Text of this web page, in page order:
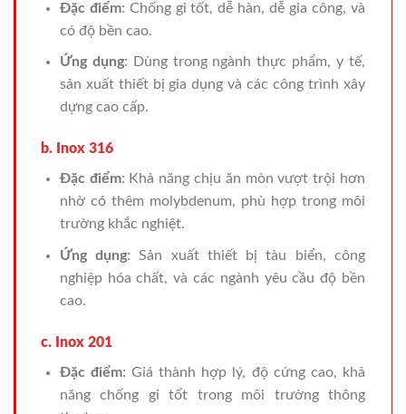
Đặc điểm: Chống gỉ tốt, dễ hàn, dễ gia công, và
có độ bền cao.
Ứng dụng: Dùng trong ngành thực phẩm, y tế,
sản xuất thiết bị gia dụng và các công trình xây
dựng cao cấp.
b. Inox 316
Đặc điểm: Khả năng chịu ăn mòn vượt trội hơn
nhờ có thêm molybdenum, phù hợp trong môi
trường khắc nghiệt.
Ứng dụng: Sản xuất thiết bị tàu biển, công
nghiệp hóa chất, và các ngành yêu cầu độ bền
cao.
c. Inox 201
Đặc điểm: Giá thành hợp lý, độ cứng cao, khả
năng chống gỉ tốt trong môi trường thông